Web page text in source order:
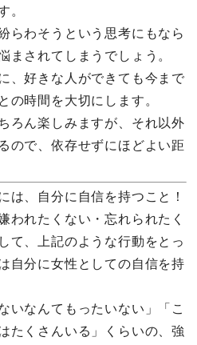
。
らわそうという思考にもなら
まされてしまうでしょう。
、好きな人ができても今まで
の時間を大切にします。
ろん楽しみますが、それ以外
ので、依存せずにほどよい距
は、自分に自信を持つこと！
われたくない・忘れられたく
て、上記のような行動をとっ
自分に女性としての自信を持
いなんてもったいない」「こ
たくさんいる」くらいの、強